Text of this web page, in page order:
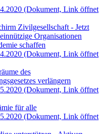
(Dokument, Link öffnet
Zivilgesellschaft - Jetzt
Organisationen
schaffen
(Dokument, Link öffnet
des
verlängern
(Dokument, Link öffnet
für alle
(Dokument, Link öffnet